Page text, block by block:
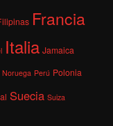
Francia
Italia Jamaica
Noruega Perú Polonia
Suecia Suiza